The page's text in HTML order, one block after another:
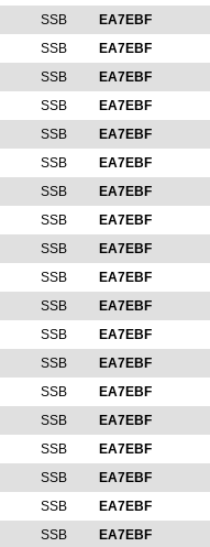
SSB EA7EBF
SSB EA7EBF
SSB EA7EBF
SSB EA7EBF
SSB EA7EBF
SSB EA7EBF
SSB EA7EBF
SSB EA7EBF
SSB EA7EBF
SSB EA7EBF
SSB EA7EBF
SSB EA7EBF
SSB EA7EBF
SSB EA7EBF
SSB EA7EBF
SSB EA7EBF
SSB EA7EBF
SSB EA7EBF
SSB EA7EBF